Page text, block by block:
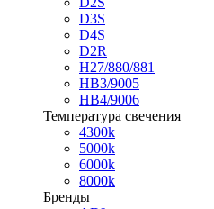
D3S
D4S
D2R
H27/880/881
HB3/9005
HB4/9006
Температура свечения
4300k
5000k
6000k
8000k
Бренды